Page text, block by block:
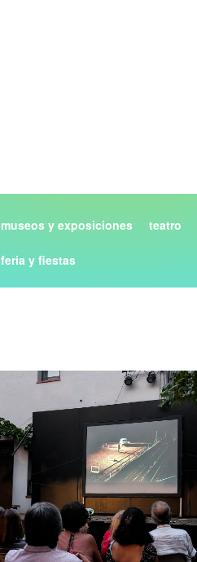
museos y exposiciones teatro
feria y fiestas